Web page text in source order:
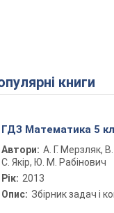
книги
ГДЗ Математика 5
Автори: А. Г. Мерзляк,
С. Якір, Ю. М. Рабінович
Рік: 2013
Опис: Збірник задач і